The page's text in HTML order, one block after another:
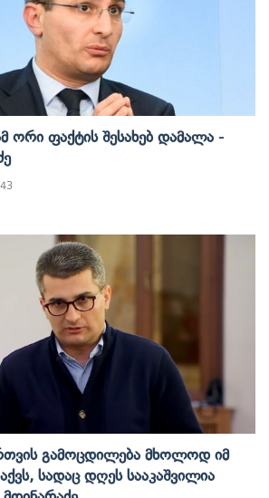
Ორი Ფაქტის Შესახებ Დამალა -
Გამოცდილება Მხოლოდ Იმ
Სადაც Დღეს Სააკაშვილია